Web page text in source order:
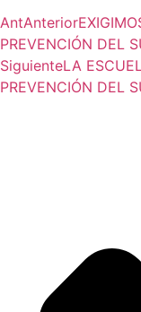
AntAnterior
PREVENCIÓN DEL
SiguienteLA
PREVENCIÓN DEL